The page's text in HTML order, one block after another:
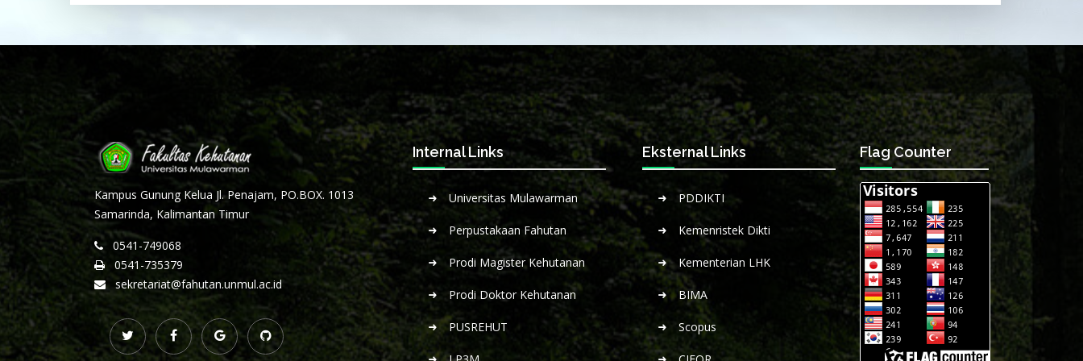
Kampus Gunung Kelua Jl. Penajam, PO.BOX. 1013
Samarinda, Kalimantan Timur
0541-749068
0541-735379
sekretariat@fahutan.unmul.ac.id
Internal Links
Universitas Mulawarman
Perpustakaan Fahutan
Prodi Magister Kehutanan
Prodi Doktor Kehutanan
PUSREHUT
Eksternal Links
PDDIKTI
Kemenristek Dikti
Kementerian LHK
BIMA
Scopus
Flag Counter